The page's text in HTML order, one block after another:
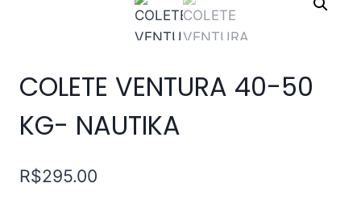
COLETE VENTURA 40-50
KG- NAUTIKA
R$295.00